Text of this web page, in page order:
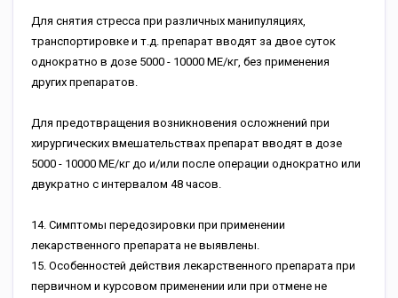
Для снятия стресса при различных манипуляциях,
транспортировке и т.д. препарат вводят за двое суток
однократно в дозе 5000 - 10000 МЕ/кг, без применения
других препаратов.
Для предотвращения возникновения осложнений при
хирургических вмешательствах препарат вводят в дозе
5000 - 10000 МЕ/кг до и/или после операции однократно или
двукратно с интервалом 48 часов.
14. Симптомы передозировки при применении
лекарственного препарата не выявлены.
15. Особенностей действия лекарственного препарата при
первичном и курсовом применении или при отмене не